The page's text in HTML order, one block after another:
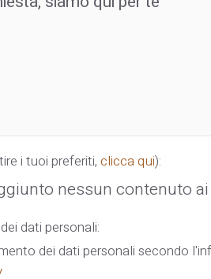
i tuoi preferiti,clicca qui):
nessun contenuto
dati personali:
dei dati personali secondo